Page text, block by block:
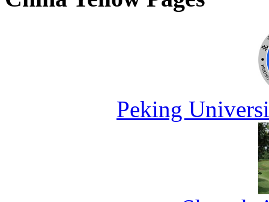
Peking